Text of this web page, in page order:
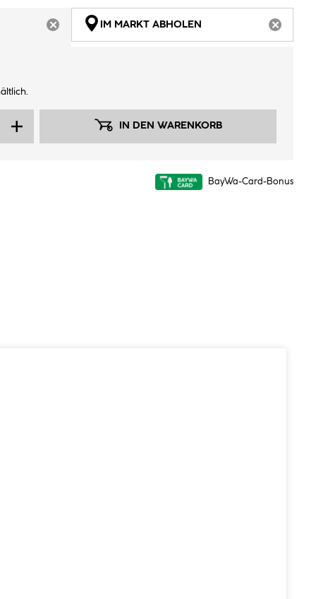
ARTIKEL NICHT VERFÜGBAR
IM MARKT ABHOLEN
IN DEN WARENKORB
BayWa-Card-Bonus